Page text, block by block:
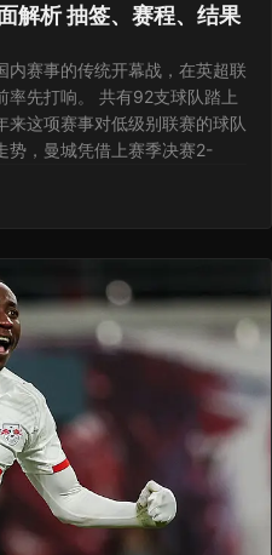
解析 抽签、赛程、结果
赛事的传统开幕战，在英超联
率先打响。 共有92支球队踏上
来这项赛事对低级别联赛的球队
势，曼城凭借上赛季决赛2-